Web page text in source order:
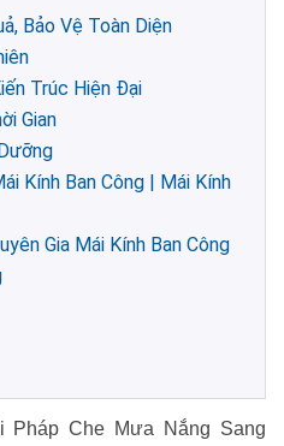
Bảo Vệ Toàn Diện
Trúc Hiện Đại
Gian
Kính Ban Công | Mái Kính
Gia Mái Kính Ban Công
Pháp Che Mưa Nắng Sang